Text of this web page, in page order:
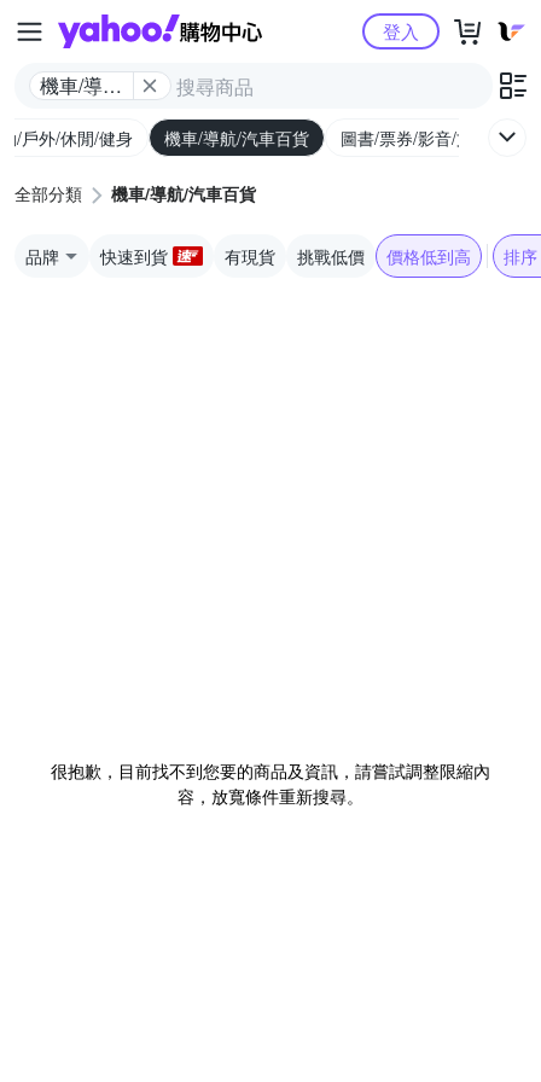
Yahoo購物中心
機車/導航/
登入
/戶外/休閒/健身 機車/導航/汽車百貨 圖書/票券/影音/文具
全部分類 機車/導航/汽車百貨
品牌 快速到貨 有現貨 挑戰低價 價格低到高 排序
很抱歉，目前找不到您要的商品及資訊，請嘗試調整限縮內
容，放寬條件重新搜尋。